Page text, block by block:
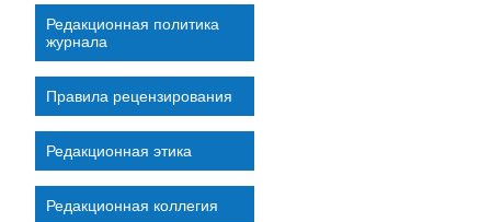
Редакционная политика
журнала
Правила рецензирования
Редакционная этика
Редакционная коллегия